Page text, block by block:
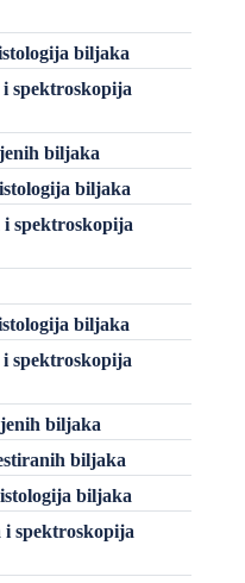
biljaka
spektroskopija
biljaka
biljaka
spektroskopija
biljaka
spektroskopija
biljaka
biljaka
biljaka
spektroskopija